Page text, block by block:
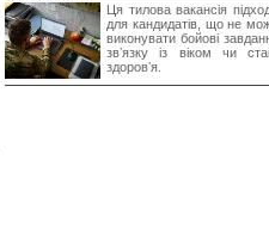
Ця тилова вакансія
для кандидатів, що не
виконувати бойові
звʼязку із віком чи
здоровʼя.